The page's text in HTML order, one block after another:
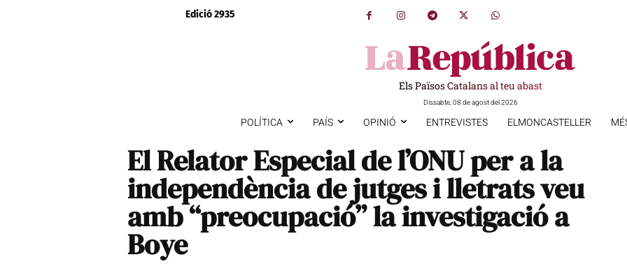
Edició 2935
Els Països Catalans al teu abast
Dissabte, 08 de agost del 2026
POLÍTICA PAÍS OPINIÓ ENTREVISTES ELMONCASTELLER
El Relator Especial de l’ONU per a la
independència de jutges i lletrats veu
amb “preocupació” la investigació a
Boye